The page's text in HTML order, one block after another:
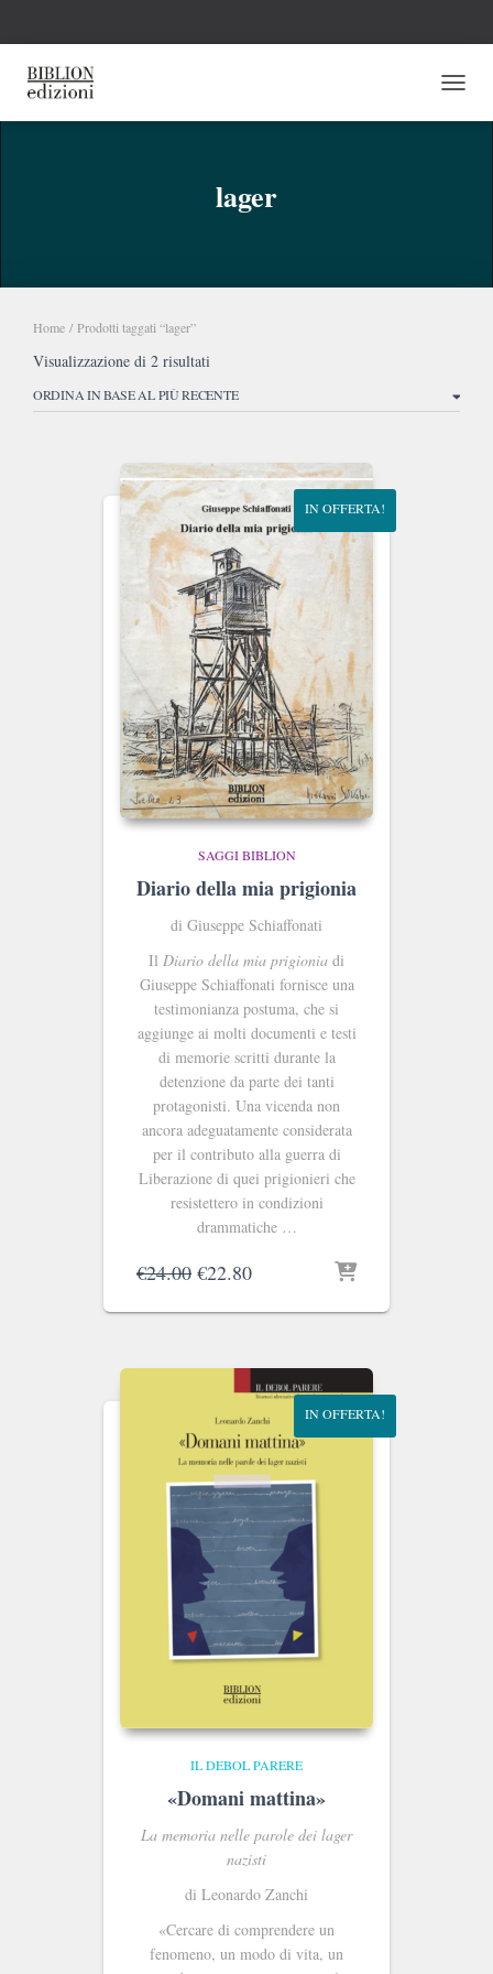
lager
Home / Prodotti taggati “lager”
Visualizzazione di 2 risultati
base
recente
IN OFFERTA!
SAGGI BIBLION
Diario della mia prigionia
di Giuseppe Schiaffonati
Il Diario della mia prigionia di
Giuseppe Schiaffonati fornisce una
testimonianza postuma, che si
aggiunge ai molti documenti e testi
di memorie scritti durante la
detenzione da parte dei tanti
protagonisti. Una vicenda non
ancora adeguatamente considerata
per il contributo alla guerra di
Liberazione di quei prigionieri che
resistettero in condizioni
drammatiche …
€24.00 Il
originale
€24.00.
€22.80Il
attuale
€22.80.
IN OFFERTA!
IL DEBOL PARERE
«Domani mattina»
La memoria nelle parole dei lager
nazisti
di Leonardo Zanchi
«Cercare di comprendere un
fenomeno, un modo di vita, un